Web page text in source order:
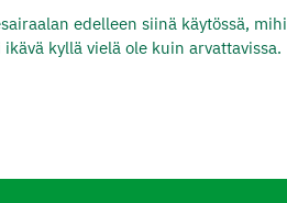
edelleen siinä käytössä,
kyllä vielä ole kuin arvattavissa.